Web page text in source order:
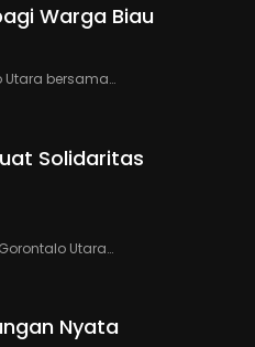
Warga Biau
Utara bersama…
Solidaritas
Utara…
Nyata